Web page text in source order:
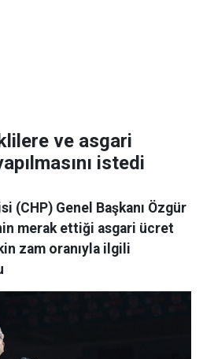
ve asgari
istedi
(CHP) Genel Başkanı Özgür
merak ettiği asgari ücret
zam oranıyla ilgili